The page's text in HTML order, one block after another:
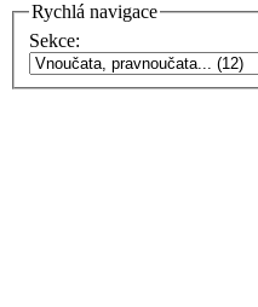
Rychlá navigace
Sekce: